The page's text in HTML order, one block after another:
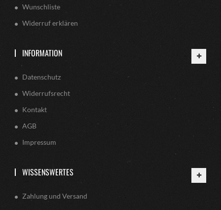
Wunschliste
Widerruf erklären
INFORMATION
Datenschutz
Widerrufsrecht
Kontakt
AGB
Impressum
WISSENSWERTES
Zahlung und Versand